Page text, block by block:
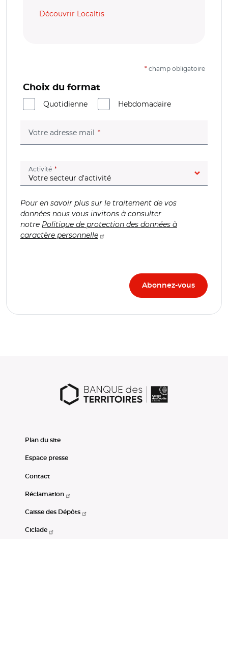
Découvrir Localtis
* champ obligatoire
Choix du format
Quotidienne
Hebdomadaire
Votre adresse mail (champ obligatoire)
Activité (champ obligatoire)
Pour en savoir plus sur le traitement de vos
données nous vous invitons à consulter
notre Politique de protection des données à
caractère personnelle
Plan du site
Espace presse
Contact
Réclamation
Caisse des Dépôts
Ciclade